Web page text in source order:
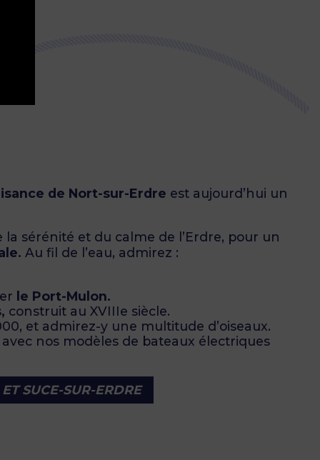
de Nort-sur-Erdre est aujourd’hui un
sérénité et du calme de l’Erdre, pour un
Au fil de l’eau, admirez :
le Port-Mulon.
construit au XVIIIe siècle.
et admirez-y une multitude d’oiseaux.
nos modèles de bateaux électriques
SUCE-SUR-ERDRE